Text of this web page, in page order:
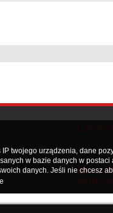
Lucid
SMF
XHTML
twojego urządzenia, dane
w bazie danych w
danych. Jeśli nie chcesz